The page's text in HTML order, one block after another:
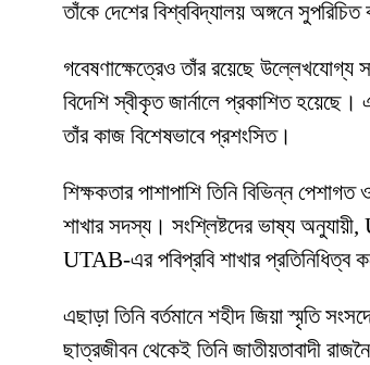
তাঁকে দেশের বিশ্ববিদ্যালয় অঙ্গনে
গবেষণাক্ষেত্রেও তাঁর রয়েছে উল্লেখযোগ্য
বিদেশি স্বীকৃত জার্নালে প্রকাশিত
তাঁর কাজ বিশেষভাবে প্রশংসিত।
শিক্ষকতার পাশাপাশি তিনি বিভিন্ন
শাখার সদস্য। সংশ্লিষ্টদের ভাষ্য অনুযায়ী,
UTAB-এর পবিপ্রবি শাখার প্রতিনিধিত্ব
এছাড়া তিনি বর্তমানে শহীদ জিয়া স্মৃতি
ছাত্রজীবন থেকেই তিনি জাতীয়তাবাদী